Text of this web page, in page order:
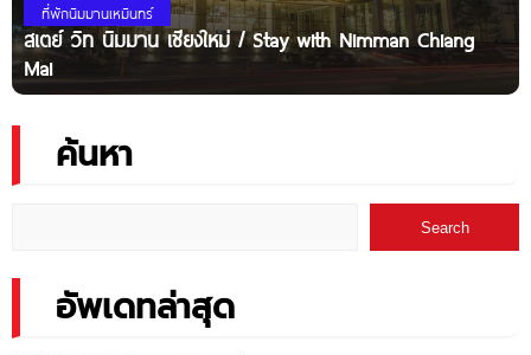
ที่พักนิมมานเหมินทร์
สเตย์ วิท นิมมาน เชียงใหม่ / Stay with Nimman Chiang
Mai
ค้นหา
Search
อัพเดทล่าสุด